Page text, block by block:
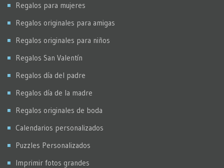
Regalos para mujeres
Regalos originales para amigas
Regalos originales para niños
Regalos San Valentín
Regalos día del padre
Regalos día de la madre
Regalos originales de boda
Calendarios personalizados
Puzzles Personalizados
Imprimir fotos grandes